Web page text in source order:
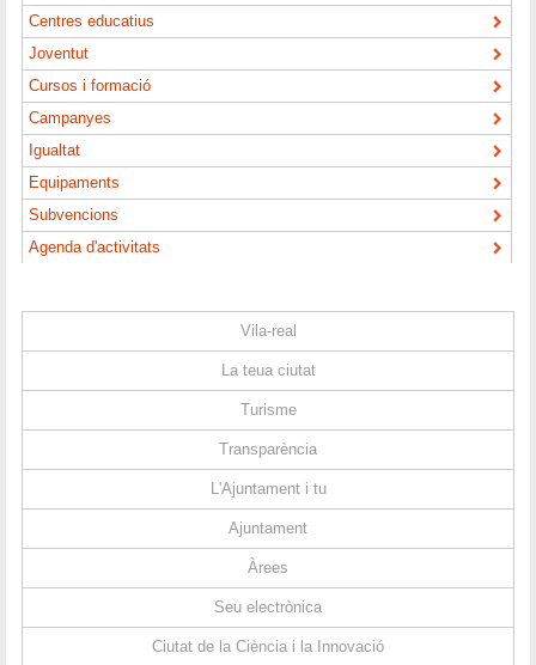
Centres educatius
Joventut
Cursos i formació
Campanyes
Igualtat
Equipaments
Subvencions
Agenda d'activitats
Vila-real
La teua ciutat
Turisme
Transparència
L'Ajuntament i tu
Ajuntament
Àrees
Seu electrònica
Ciutat de la Ciència i la Innovació